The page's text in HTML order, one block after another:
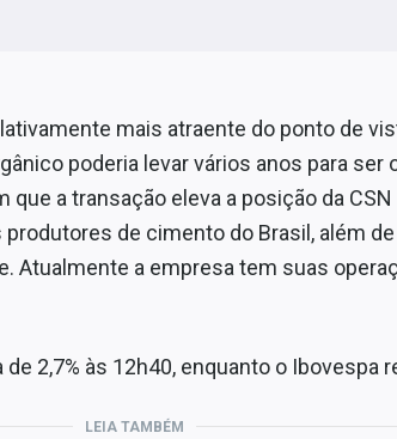
mais atraente do ponto de
poderia levar vários anos para ser
a transação eleva a posição da CSN
de cimento do Brasil, além
Atualmente a empresa tem suas
2,7% às 12h40, enquanto o Ibovespa
LEIA TAMBÉM